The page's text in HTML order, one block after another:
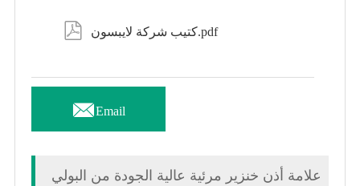
 كتيب شركة لايبسون.pdf
Email
علامة أذن خنزير مرئية عالية الجودة من البولي